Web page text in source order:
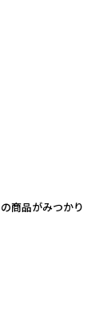
商品がみつかり